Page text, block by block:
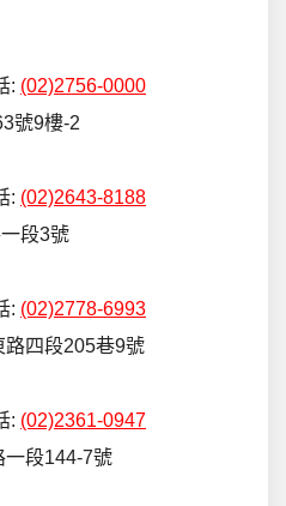
: (02)2756-0000
號9樓-2
: (02)2643-8188
段3號
: (02)2778-6993
路四段205巷9號
: (02)2361-0947
一段144-7號